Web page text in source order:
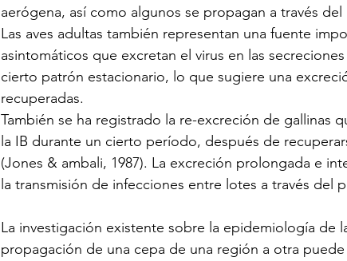
aerógena, así como algunos se propagan a través del
Las aves adultas también representan una fuente
asintomáticos que excretan el virus en las
cierto patrón estacionario, lo que sugiere una
recuperadas.
También se ha registrado la re-excreción de gallinas
la IB durante un cierto período, después de
(Jones & ambali, 1987). La excreción prolongada e
la transmisión de infecciones entre lotes a través del
La investigación existente sobre la epidemiología de
propagación de una cepa de una región a otra